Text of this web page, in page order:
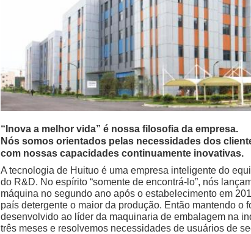
“Inova a melhor vida” é nossa filosofia da empresa.
Nós somos orientados pelas necessidades dos
com nossas capacidades continuamente inovativas.
A tecnologia de Huituo é uma empresa inteligente do
do R&D. No espírito “somente de encontrá-lo”, nós
máquina no segundo ano após o estabelecimento em
país detergente o maior da produção. Então mantendo
desenvolvido ao líder da maquinaria de embalagem na
três meses e resolvemos necessidades de usuários de